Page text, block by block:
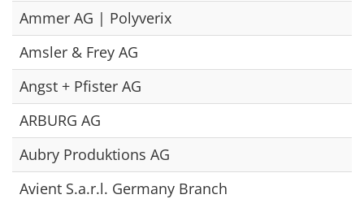
Ammer AG | Polyverix
Amsler & Frey AG
Angst + Pfister AG
ARBURG AG
Aubry Produktions AG
Avient S.a.r.l. Germany Branch